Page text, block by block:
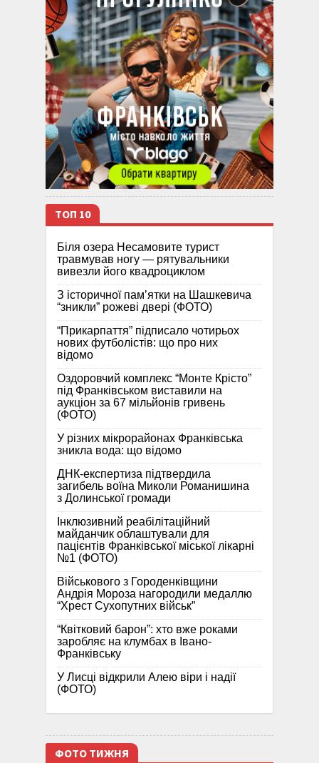
ТОП 10
Біля озера Несамовите турист
травмував ногу — рятувальники
вивезли його квадроциклом
З історичної памʼятки на Шашкевича
“зникли” рожеві двері (ФОТО)
“Прикарпаття” підписало чотирьох
нових футболістів: що про них
відомо
Оздоровчий комплекс “Монте Крісто”
під Франківськом виставили на
аукціон за 67 мільйонів гривень
(ФОТО)
У різних мікрорайонах Франківська
зникла вода: що відомо
ДНК-експертиза підтвердила
загибель воїна Миколи Романишина
з Долинської громади
Інклюзивний реабілітаційний
майданчик облаштували для
пацієнтів Франківської міської лікарні
№1 (ФОТО)
Військового з Городенківщини
Андрія Мороза нагородили медаллю
“Хрест Сухопутних військ”
“Квітковий барон”: хто вже роками
заробляє на клумбах в Івано-
Франківську
У Лисці відкрили Алею віри і надії
(ФОТО)
ФОТО ТИЖНЯ